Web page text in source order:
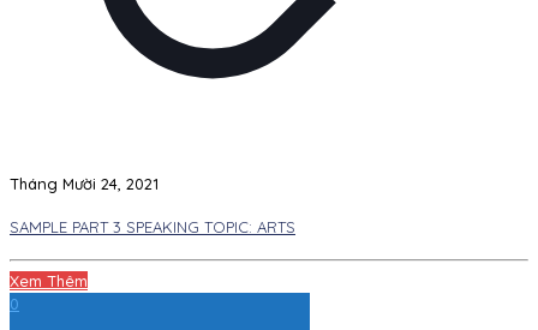
Tháng Mười 24, 2021
SAMPLE PART 3 SPEAKING TOPIC: ARTS
Xem Thêm
0